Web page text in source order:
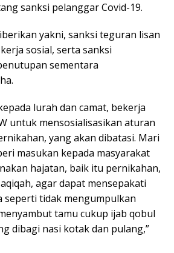
sanksi pelanggar Covid-19.
yakni, sanksi teguran lisan
sosial, serta sanksi
sementara
lurah dan camat, bekerja
untuk mensosialisasikan aturan
yang akan dibatasi. Mari
masukan kepada masyarakat
hajatan, baik itu pernikahan,
agar dapat mensepakati
seperti tidak mengumpulkan
tamu cukup ijab qobul
dibagi nasi kotak dan pulang,”